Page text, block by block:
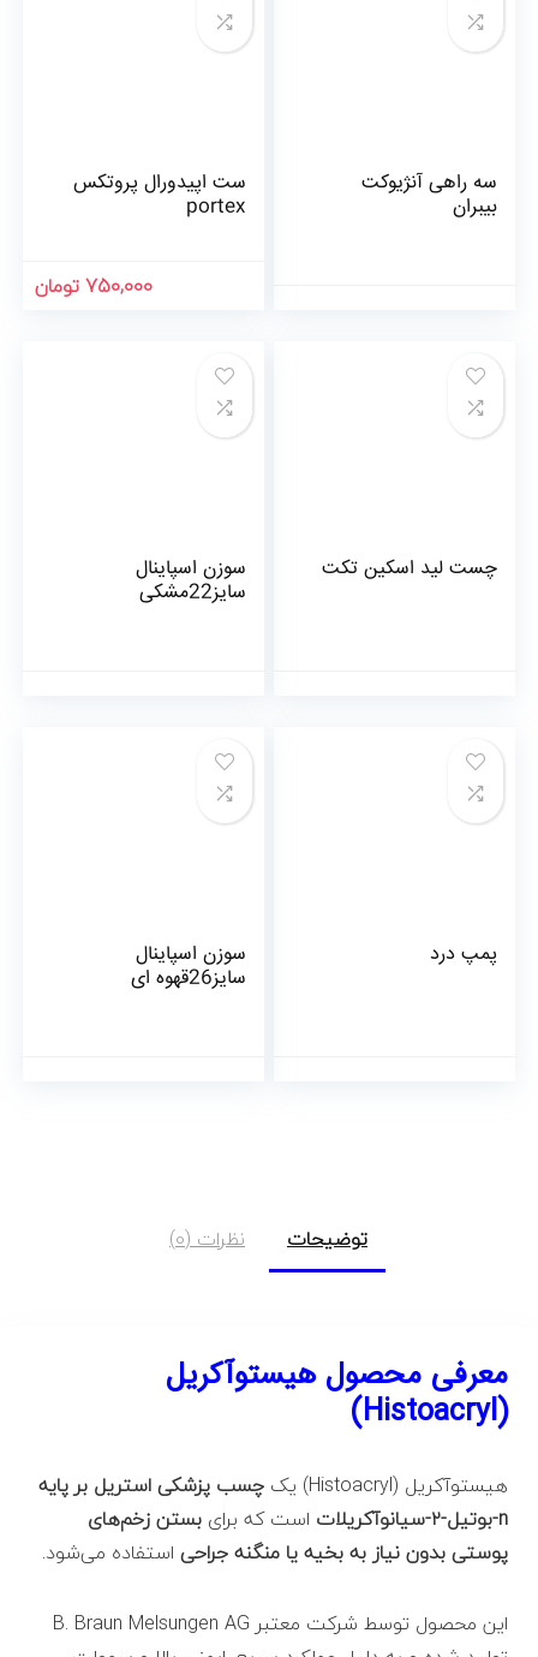
سه راهی آنژیوکت
بیبران
ست اپیدورال پروتکس
portex
750,000 تومان
چست لید اسکین تکت
سوزن اسپاینال
سایز22مشکی
پمپ درد
سوزن اسپاینال
سایز26قهوه ای
توضیحات نظرات (0)
معرفی محصول هیستوآکریل
(Histoacryl)
هیستوآکریل (Histoacryl) یک
چسب پزشکی استریل بر پایه
n-بوتیل-۲-سیانوآکریلات
است که برای بستن زخم‌های
پوستی بدون نیاز به بخیه یا منگنه جراحیاستفاده می‌شود.
این محصول توسط شرکت معتبر B. Braun Melsungen AG